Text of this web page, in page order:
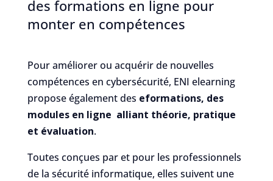
des formations en ligne pour
monter en compétences
Pour améliorer ou acquérir de nouvelles
compétences en cybersécurité, ENI elearning
propose également des eformations, des
modules en ligne alliant théorie, pratique
et évaluation.
Toutes conçues par et pour les professionnels
de la sécurité informatique, elles suivent une